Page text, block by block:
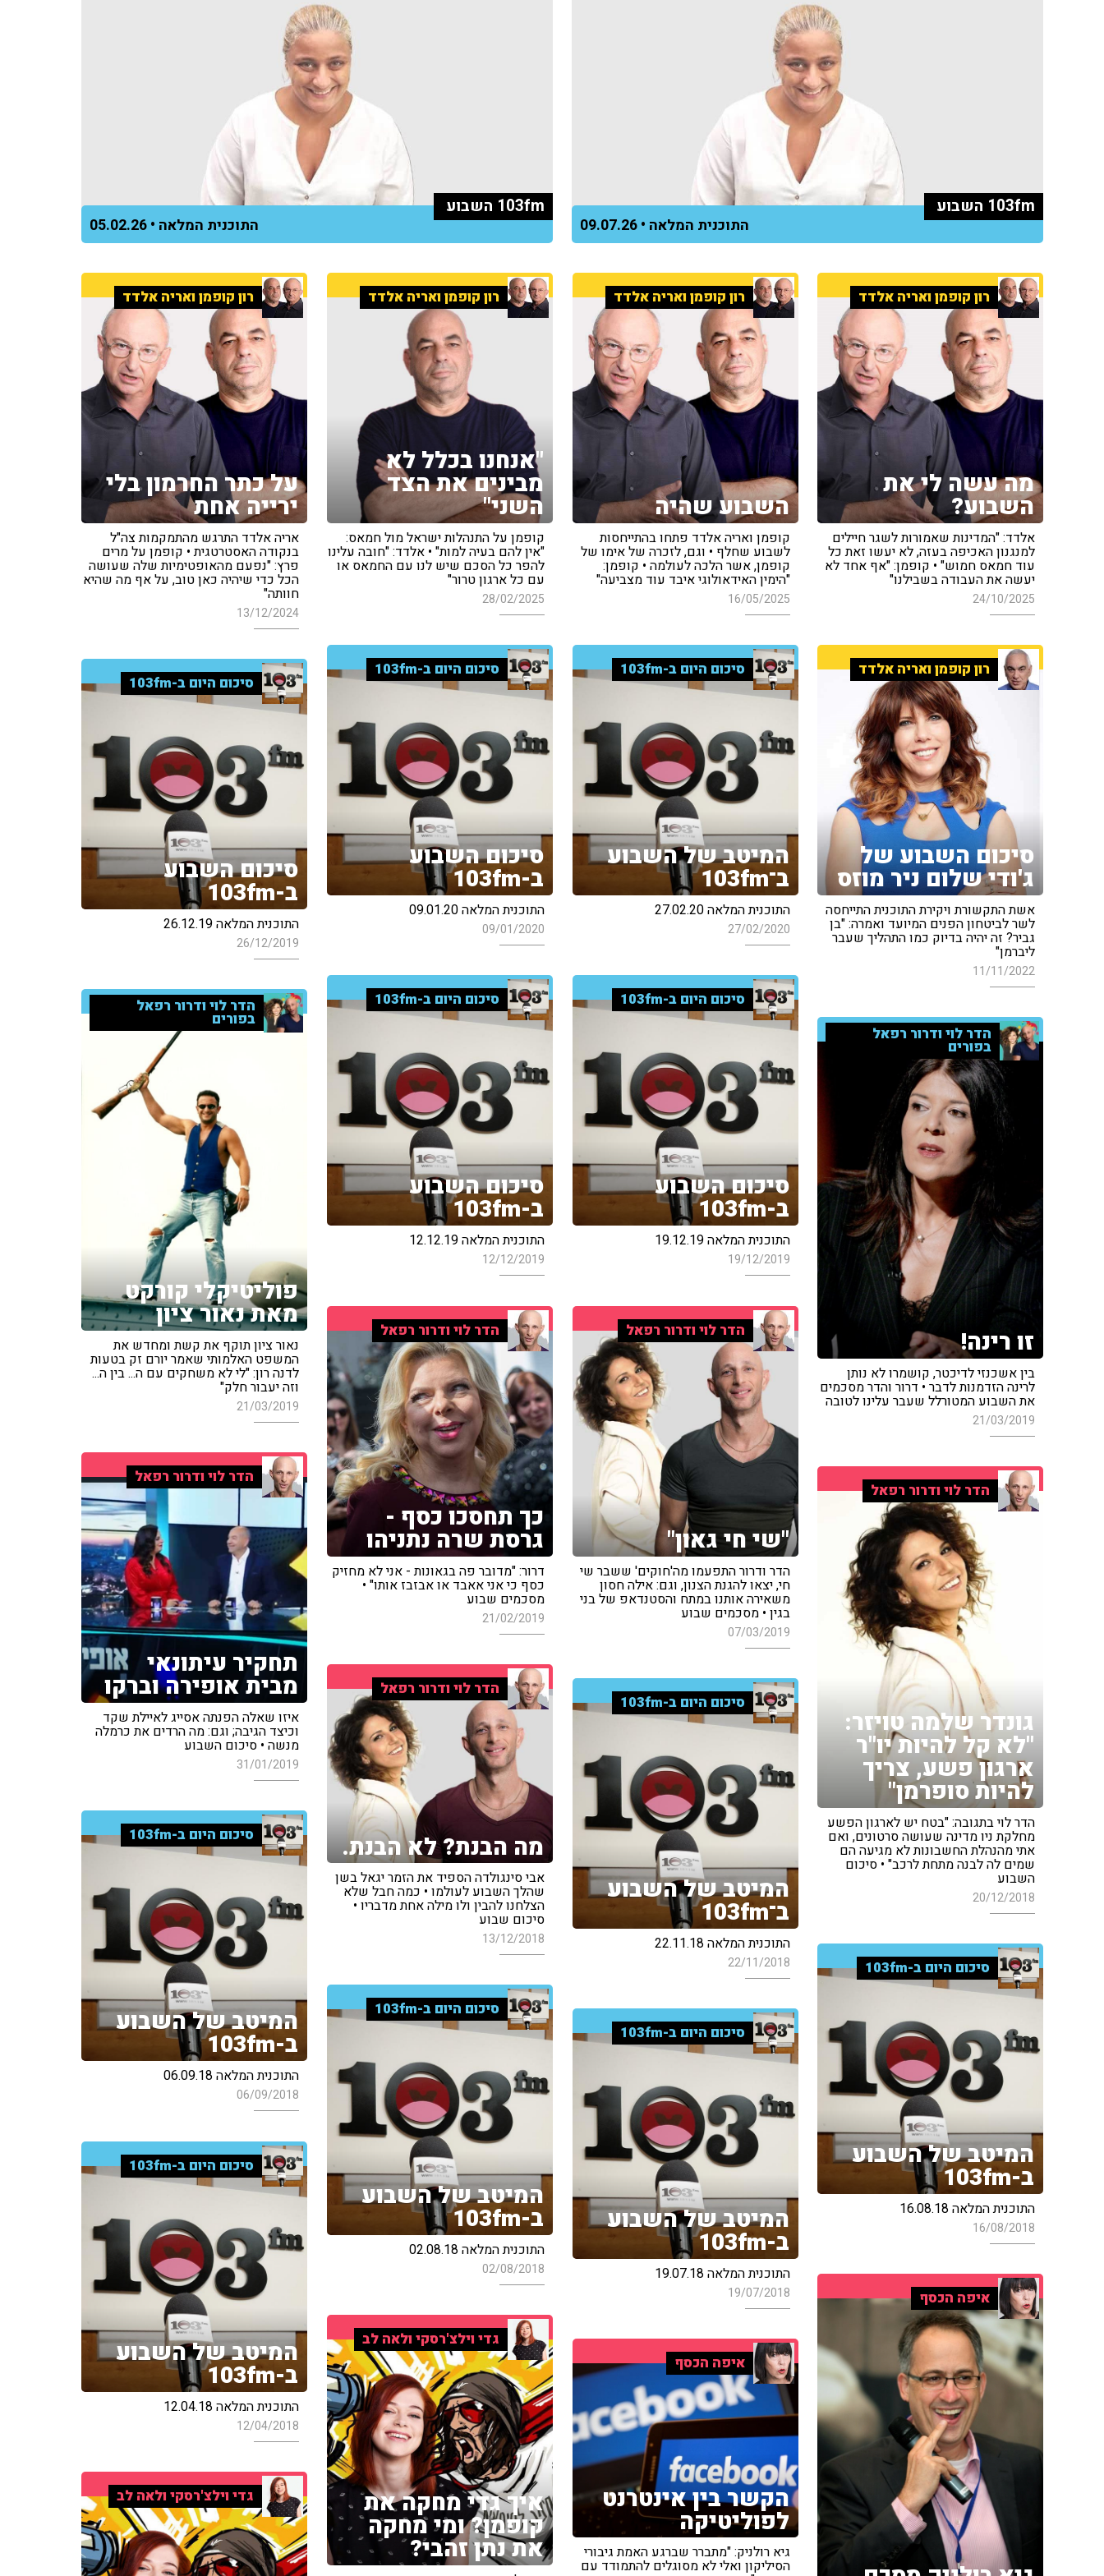
103fm השבוע
התוכנית המלאה • 09.07.26
103fm השבוע
התוכנית המלאה • 05.02.26
רון קופמן ואריה אלדד
מה עשה לי את
השבוע?
אלדד: "המדינות שאמורות לשגר חיילים
למנגנון האכיפה בעזה, לא יעשו זאת כל
עוד חמאס חמוש" • קופמן: "אף אחד לא
יעשה את העבודה בשבילנו"
24/10/2025
רון קופמן ואריה אלדד
השבוע שהיה
קופמן ואריה אלדד פתחו בהתייחסות
לשבוע שחלף • וגם, לזכרה של אימו של
קופמן, אשר הלכה לעולמה • קופמן:
"הימין האידאולוגי איבד עוד מצביעה"
16/05/2025
רון קופמן ואריה אלדד
"אנחנו בכלל לא
מבינים את הצד
השני"
קופמן על התנהלות ישראל מול חמאס:
"אין להם בעיה למות" • אלדד: "חובה עלינו
להפר כל הסכם שיש לנו עם החמאס או
עם כל ארגון טרור"
28/02/2025
רון קופמן ואריה אלדד
על כתר החרמון בלי
ירייה אחת
אריה אלדד התרגש מהתמקמות צה"ל
בנקודה האסטרטגית • קופמן על מרים
פרץ: "נפעם מהאופטימיות שלה שעושה
הכל כדי שיהיה כאן טוב, על אף מה שהיא
חוותה"
13/12/2024
רון קופמן ואריה אלדד
סיכום השבוע של
ג'ודי שלום ניר מוזס
אשת התקשורת ויקירת התוכנית התייחסה
לשר לביטחון הפנים המיועד ואמרה: "בן
גביר? זה יהיה בדיוק כמו התהליך שעבר
ליברמן"
11/11/2022
סיכום היום ב-103fm
המיטב של השבוע
ב־103fm
התוכנית המלאה 27.02.20
27/02/2020
סיכום היום ב-103fm
סיכום השבוע
ב-103fm
התוכנית המלאה 09.01.20
09/01/2020
סיכום היום ב-103fm
סיכום השבוע
ב-103fm
התוכנית המלאה 26.12.19
26/12/2019
סיכום היום ב-103fm
סיכום השבוע
ב-103fm
התוכנית המלאה 19.12.19
19/12/2019
סיכום היום ב-103fm
סיכום השבוע
ב-103fm
התוכנית המלאה 12.12.19
12/12/2019
הדר לוי ודרור רפאל
בפורים
פוליטיקלי קורקט
מאת נאור ציון
נאור ציון תוקף את קשת ומחדש את
המשפט האלמותי שאמר יורם זק בטעות
לדנה רון: "לי לא משחקים עם ה... בין ה...
וזה יעבור חלק"
21/03/2019
הדר לוי ודרור רפאל
בפורים
זו רינה!
בין אשכנזי לדיכטר, קושמרו לא נותן
לרינה הזדמנות לדבר • דרור והדר מסכמים
את השבוע המטורלל שעבר עלינו לטובה
21/03/2019
הדר לוי ודרור רפאל
"שי חי גאון"
הדר ודרור התפעמו מה'חוקים' ששבר שי
חי, יצאו להגנת הצנון, וגם: אילה חסון
משאירה אותנו במתח והסטנדאפ של בני
בגין • מסכמים שבוע
07/03/2019
הדר לוי ודרור רפאל
כך תחסכו כסף -
גרסת שרה נתניהו
דרור: "מדובר פה בגאונות - אני לא מחזיק
כסף כי אני אאבד או אבזבז אותו" •
מסכמים שבוע
21/02/2019
הדר לוי ודרור רפאל
תחקיר עיתונאי
מבית אופירה וברקו
איזו שאלה הפנתה אסייג לאיילת שקד
וכיצד הגיבה; וגם: מה הרדים את כרמלה
מנשה • סיכום השבוע
31/01/2019
הדר לוי ודרור רפאל
גונדר שלמה טויזר:
"לא קל להיות יו"ר
ארגון פשע, צריך
להיות סופרמן"
הדר לוי בתגובה: "בטח יש לארגון הפשע
מחלקת ניו מדינה שעושה סרטונים, ואם
אתי מהנהלת החשבונות לא מגיעה הם
שמים לה לבנה מתחת לרכב" • סיכום
השבוע
20/12/2018
הדר לוי ודרור רפאל
מה הבנת? לא הבנת.
אבי סינגולדה הספיד את הזמר יגאל בשן
שהלך השבוע לעולמו • כמה חבל שלא
הצלחנו להבין ולו מילה אחת מדבריו •
סיכום שבוע
13/12/2018
סיכום היום ב-103fm
המיטב של השבוע
ב־103fm
התוכנית המלאה 22.11.18
22/11/2018
סיכום היום ב-103fm
המיטב של השבוע
ב-103fm
התוכנית המלאה 06.09.18
06/09/2018
סיכום היום ב-103fm
המיטב של השבוע
ב-103fm
התוכנית המלאה 16.08.18
16/08/2018
סיכום היום ב-103fm
המיטב של השבוע
ב-103fm
התוכנית המלאה 02.08.18
02/08/2018
סיכום היום ב-103fm
המיטב של השבוע
ב-103fm
התוכנית המלאה 19.07.18
19/07/2018
סיכום היום ב-103fm
המיטב של השבוע
ב-103fm
התוכנית המלאה 12.04.18
12/04/2018
איפה הכסף
גדי וילצ'רסקי ולאה לב
איך גדי מחקה את
קופמן? ומי מחקה
את נתן זהבי?
איפה הכסף
הקשר בין אינטרנט
לפוליטיקה
גיא רולניק: "מתברר שברגע האמת גיבורי
הסיליקון ואלי לא מסוגלים להתמודד עם
גדי וילצ'רסקי ולאה לב